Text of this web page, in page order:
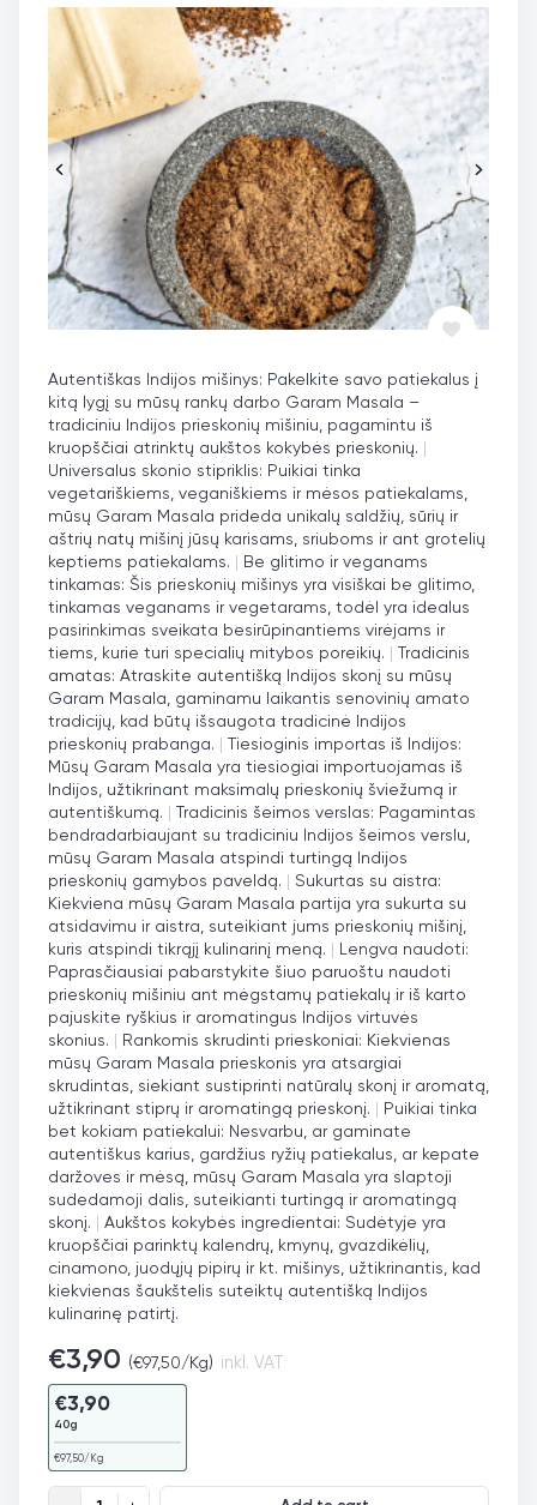
Autentiškas Indijos mišinys: Pakelkite savo patiekalus į
kitą lygį su mūsų rankų darbo Garam Masala –
tradiciniu Indijos prieskonių mišiniu, pagamintu iš
kruopščiai atrinktų aukštos kokybės prieskonių. |
Universalus skonio stipriklis: Puikiai tinka
vegetariškiems, veganiškiems ir mėsos patiekalams,
mūsų Garam Masala prideda unikalų saldžių, sūrių ir
aštrių natų mišinį jūsų karisams, sriuboms ir ant grotelių
keptiems patiekalams. | Be glitimo ir veganams
tinkamas: Šis prieskonių mišinys yra visiškai be glitimo,
tinkamas veganams ir vegetarams, todėl yra idealus
pasirinkimas sveikata besirūpinantiems virėjams ir
tiems, kurie turi specialių mitybos poreikių. | Tradicinis
amatas: Atraskite autentišką Indijos skonį su mūsų
Garam Masala, gaminamu laikantis senovinių amato
tradicijų, kad būtų išsaugota tradicinė Indijos
prieskonių prabanga. | Tiesioginis importas iš Indijos:
Mūsų Garam Masala yra tiesiogiai importuojamas iš
Indijos, užtikrinant maksimalų prieskonių šviežumą ir
autentiškumą. | Tradicinis šeimos verslas: Pagamintas
bendradarbiaujant su tradiciniu Indijos šeimos verslu,
mūsų Garam Masala atspindi turtingą Indijos
prieskonių gamybos paveldą. | Sukurtas su aistra:
Kiekviena mūsų Garam Masala partija yra sukurta su
atsidavimu ir aistra, suteikiant jums prieskonių mišinį,
kuris atspindi tikrąjį kulinarinį meną. | Lengva naudoti:
Paprasčiausiai pabarstykite šiuo paruoštu naudoti
prieskonių mišiniu ant mėgstamų patiekalų ir iš karto
pajuskite ryškius ir aromatingus Indijos virtuvės
skonius. | Rankomis skrudinti prieskoniai: Kiekvienas
mūsų Garam Masala prieskonis yra atsargiai
skrudintas, siekiant sustiprinti natūralų skonį ir aromatą,
užtikrinant stiprų ir aromatingą prieskonį. | Puikiai tinka
bet kokiam patiekalui: Nesvarbu, ar gaminate
autentiškus karius, gardžius ryžių patiekalus, ar kepate
daržoves ir mėsą, mūsų Garam Masala yra slaptoji
sudedamoji dalis, suteikianti turtingą ir aromatingą
skonį. | Aukštos kokybės ingredientai: Sudėtyje yra
kruopščiai parinktų kalendrų, kmynų, gvazdikėlių,
cinamono, juodųjų pipirų ir kt. mišinys, užtikrinantis, kad
kiekvienas šaukštelis suteiktų autentišką Indijos
kulinarinę patirtį.
€3,90 (€97,50/Kg) inkl. VAT
€3,90
40g
€97,50/Kg
Indiškų prieskonių Garam Masala mišinys quantity